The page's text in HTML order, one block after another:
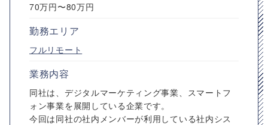
70万円〜80万円
勤務エリア
フルリモート
業務内容
同社は、デジタルマーケティング事業、スマートフ
ォン事業を展開している企業です。
今回は同社の社内メンバーが利用している社内シス